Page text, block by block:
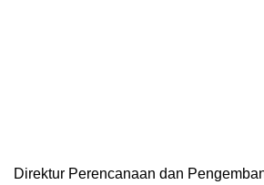
Direktur Perencanaan dan